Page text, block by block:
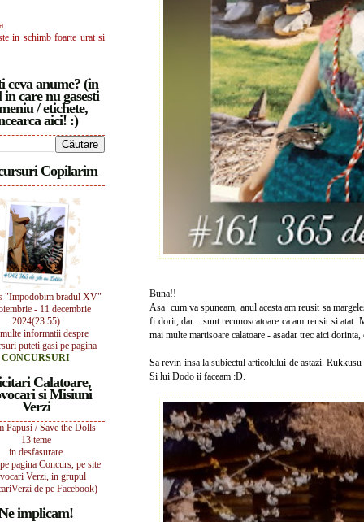
Buna!!
Asa cum va spuneam, anul acesta am reusit sa
fi dorit, dar... sunt recunoscatoare ca am reusit si
mai multe martisoare calatoare - asadar trec aici
Sa revin insa la subiectul articolului de astazi.
Si lui Dodo ii faceam :D.
in schimb foarte urat si
ceva anume? (in
in care nu gasesti
/ etichete,
aici! :)
Copilarim
"Impodobim bradul XV"
- 11 decembrie
2024(23:55)
informatii despre
puteti gasi pe pagina
CONCURSURI
Calatoare,
si Misiuni
Verzi
Papusi / Save the Dolls
13 teme
in desfasurare
pagina Concurs, pe site
Verzi, in grupul
de pe Facebook)
implicam!